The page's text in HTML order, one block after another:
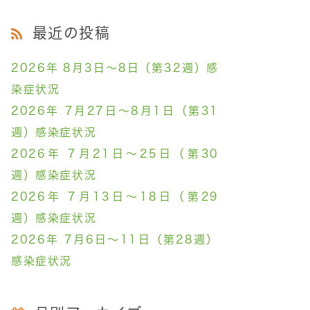
最近の投稿
2026年 8月3日～8日（第32週）感
染症状況
2026年 7月27日～8月1日（第31
週）感染症状況
2026年 7月21日～25日（第30
週）感染症状況
2026年 7月13日～18日（第29
週）感染症状況
2026年 7月6日～11日（第28週）
感染症状況